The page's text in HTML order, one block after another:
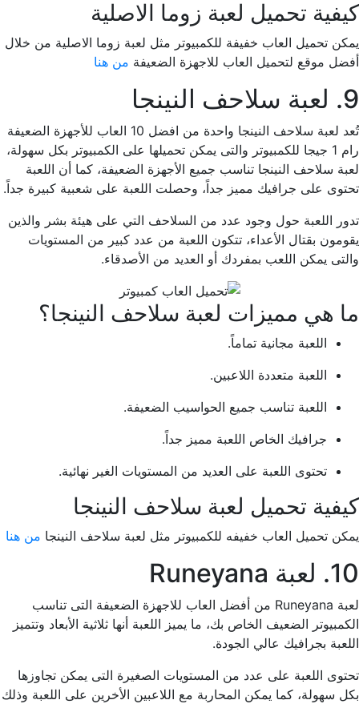
كيفية تحميل لعبة زوما الاصلية
يمكن تحميل العاب خفيفة للكمبيوتر مثل لعبة زوما الاصلية من خلال
أفضل موقع لتحميل العاب للاجهزة الضعيفة من هنا
9. لعبة سلاحف النينجا
تُعد لعبة سلاحف النينجا واحدة من افضل 10 العاب للأجهزة الضعيفة
رام 1 جيجا للكمبيوتر والتى يمكن تحميلها على الكمبيوتر بكل سهولة،
لعبة سلاحف النينجا تناسب جميع الأجهزة الضعيفة، كما أن اللعبة
تحتوى على جرافيك مميز جداً، وحصلت اللعبة على شعبية كبيرة جداً.
تدور اللعبة حول وجود عدد من السلاحف التي على هيئة بشر والذين
يقومون بقتال الأعداء، تتكون اللعبة من عدد كبير من المستويات
والتى يمكن اللعب بمفردك أو العديد من الأصدقاء.
ما هي مميزات لعبة سلاحف النينجا؟
اللعبة مجانية تماماً.
اللعبة متعددة اللاعبين.
اللعبة تناسب جميع الحواسيب الضعيفة.
جرافيك الخاص اللعبة مميز جداً.
تحتوى اللعبة على العديد من المستويات الغير نهائية.
كيفية تحميل لعبة سلاحف النينجا
يمكن تحميل العاب خفيفه للكمبيوتر مثل لعبة سلاحف النينجا من هنا
10. لعبة Runeyana
لعبة Runeyana من أفضل العاب للاجهزة الضعيفة التى تناسب
الكمبيوتر الضعيف الخاص بك، ما يميز اللعبة أنها ثلاثية الأبعاد وتتميز
اللعبة بجرافيك عالي الجودة.
تحتوى اللعبة على عدد من المستويات الصغيرة التى يمكن تجاوزها
بكل سهولة، كما يمكن المحاربة مع اللاعبين الأخرين على اللعبة وذلك